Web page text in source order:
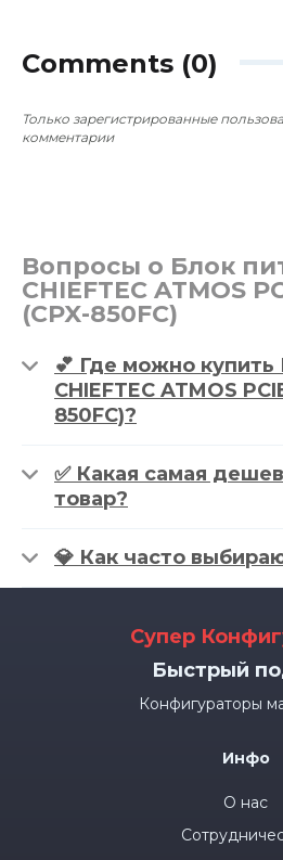
~2 998,47 €
Comments (0)
Только зарегистрированные
комментарии
Вопросы о Блок
CHIEFTEC ATMOS
(CPX-850FC)
💕 Где можно купить
CHIEFTEC ATMOS
850FC)?
✅ Какая самая
товар?
💎 Как часто
Супер
Быстрый
Конфигураторы
Инфо
О нас